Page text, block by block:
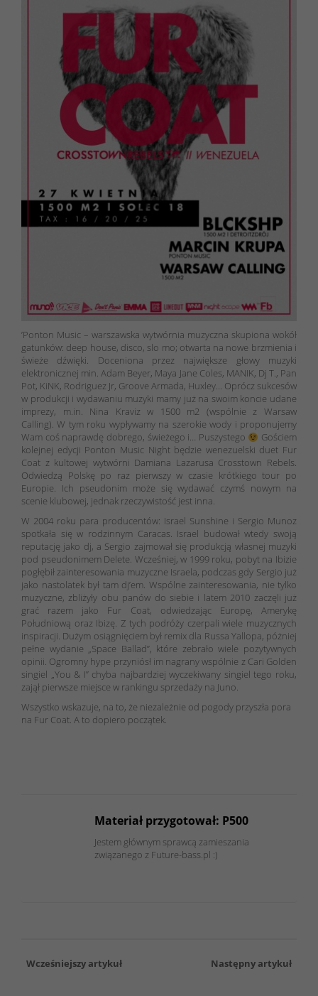
’Ponton Music – warszawska wytwórnia muzyczna skupiona wokół
gatunków: deep house, disco, slo mo; otwarta na nowe brzmienia i
świeże dźwięki. Doceniona przez największe głowy muzyki
elektronicznej min. Adam Beyer, Maya Jane Coles, MANIK, Dj T., Pan
Pot, KiNK, Rodriguez Jr, Groove Armada, Huxley… Oprócz sukcesów
w produkcji i wydawaniu muzyki mamy już na swoim koncie udane
imprezy, m.in. Nina Kraviz w 1500 m2 (wspólnie z Warsaw
Calling). W tym roku wypływamy na szerokie wody i proponujemy
Wam coś naprawdę dobrego, świeżego i… Puszystego
Gościem
kolejnej edycji Ponton Music Night będzie wenezuelski duet Fur
Coat z kultowej wytwórni Damiana Lazarusa Crosstown Rebels.
Odwiedzą Polskę po raz pierwszy w czasie krótkiego tour po
Europie. Ich pseudonim może się wydawać czymś nowym na
scenie klubowej, jednak rzeczywistość jest inna.
W 2004 roku para producentów: Israel Sunshine i Sergio Munoz
spotkała się w rodzinnym Caracas. Israel budował wtedy swoją
reputację jako dj, a Sergio zajmował się produkcją własnej muzyki
pod pseudonimem Delete. Wcześniej, w 1999 roku, pobyt na Ibizie
pogłębił zainteresowania muzyczne Israela, podczas gdy Sergio już
jako nastolatek był tam dj’em. Wspólne zainteresowania, nie tylko
muzyczne, zbliżyły obu panów do siebie i latem 2010 zaczęli już
grać razem jako Fur Coat, odwiedzając Europę, Amerykę
Południową oraz Ibizę. Z tych podróży czerpali wiele muzycznych
inspiracji. Dużym osiągnięciem był remix dla Russa Yallopa, póżniej
pełne wydanie „Space Ballad”, które zebrało wiele pozytywnych
opinii. Ogromny hype przyniósł im nagrany wspólnie z Cari Golden
singiel „You & I” chyba najbardziej wyczekiwany singiel tego roku,
zajął pierwsze miejsce w rankingu sprzedaży na Juno.
Wszystko wskazuje, na to, że niezależnie od pogody przyszła pora
na Fur Coat. A to dopiero początek.
Materiał przygotował: P500
Jestem głównym sprawcą zamieszania
związanego z Future-bass.pl :)
Wcześniejszy artykuł Następny artykuł